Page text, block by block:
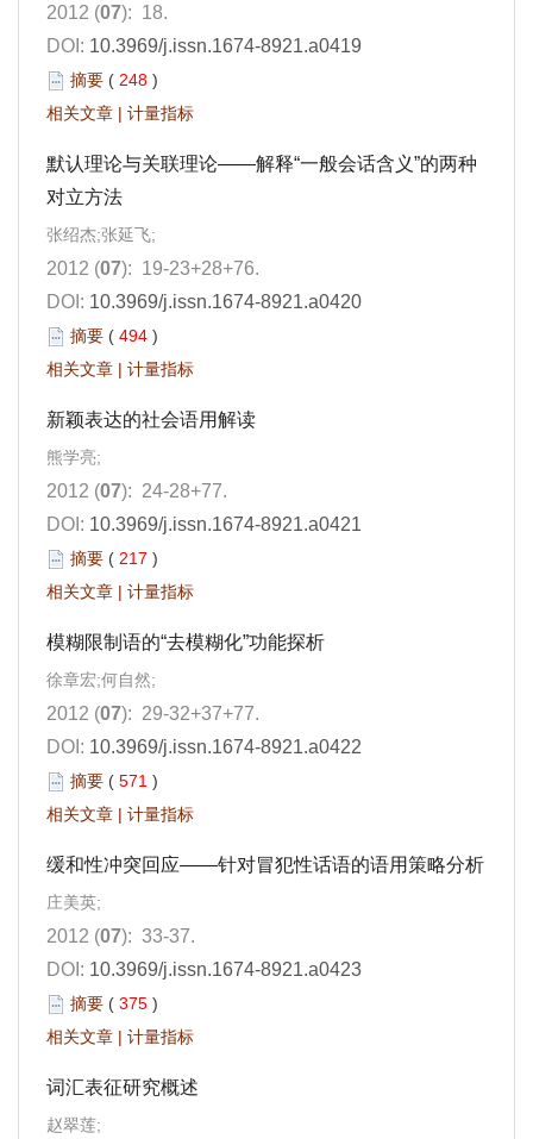
2012 (07): 18.
DOI: 10.3969/j.issn.1674-8921.a0419
摘要 ( 248 )
相关文章 | 计量指标
默认理论与关联理论——解释“一般会话含义”的两种
对立方法
张绍杰;张延飞;
2012 (07): 19-23+28+76.
DOI: 10.3969/j.issn.1674-8921.a0420
摘要 ( 494 )
相关文章 | 计量指标
新颖表达的社会语用解读
熊学亮;
2012 (07): 24-28+77.
DOI: 10.3969/j.issn.1674-8921.a0421
摘要 ( 217 )
相关文章 | 计量指标
模糊限制语的“去模糊化”功能探析
徐章宏;何自然;
2012 (07): 29-32+37+77.
DOI: 10.3969/j.issn.1674-8921.a0422
摘要 ( 571 )
相关文章 | 计量指标
缓和性冲突回应——针对冒犯性话语的语用策略分析
庄美英;
2012 (07): 33-37.
DOI: 10.3969/j.issn.1674-8921.a0423
摘要 ( 375 )
相关文章 | 计量指标
词汇表征研究概述
赵翠莲;